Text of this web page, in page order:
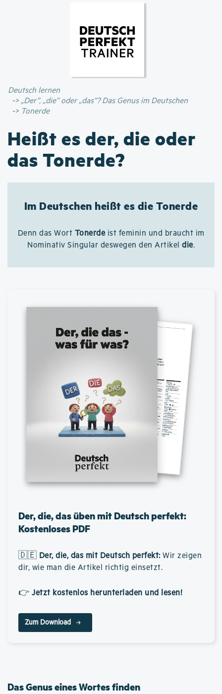
Inhalt
Deutsch lernen
„Der”, „die” oder „das”? Das Genus im Deutschen
Tonerde
Heißt es der, die oder
das Tonerde?
Im Deutschen heißt es die Tonerde
Denn das Wort Tonerdeist feminin und braucht im
Nominativ Singular deswegen den Artikel die.
Der, die, das üben mit Deutsch perfekt:
Kostenloses PDF
🇩🇪 Der, die, das mit Deutsch perfekt: Wir zeigen
dir, wie man die Artikel richtig einsetzt.
👉 Jetzt kostenlos herunterladen und lesen!
Zum Download
Das Genus eines Wortes finden